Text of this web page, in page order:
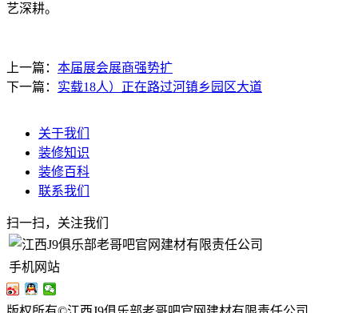
艺深耕。
上一篇： 本届展会展商强势扩
下一篇： 实载18人）正在路过河镇乡园区大道
关于我们
装修知识
装修百科
联系我们
扫一扫，关注我们
手机网站